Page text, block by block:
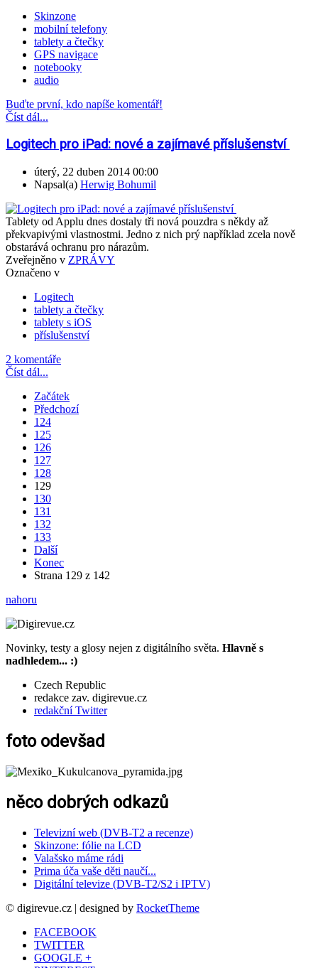
Skinzone
mobilní telefony
tablety a čtečky
GPS navigace
notebooky
audio
Buďte první, kdo napíše komentář!
Číst dál...
Logitech pro iPad: nové a zajímavé příslušenství
úterý, 22 duben 2014 00:00
Napsal(a) Herwig Bohumil
Tablety od Applu dnes dostaly tři nová pouzdra s někdy až
překvapivými vlastnostmi. Jedno z nich prý například zcela nově
obstarává ochranu pro nárazům.
Zveřejněno v ZPRÁVY
Označeno v
Logitech
tablety a čtečky
tablety s iOS
příslušenství
2 komentáře
Číst dál...
Začátek
Předchozí
124
125
126
127
128
129
130
131
132
133
Další
Konec
Strana 129 z 142
nahoru
Novinky, testy a glosy nejen z digitálního světa. Hlavně s
nadhledem... :)
Czech Republic
redakce zav. digirevue.cz
redakční Twitter
foto odevšad
něco dobrých odkazů
Televizní web (DVB-T2 a recenze)
Skinzone: fólie na LCD
Valašsko máme rádi
Prima úča vaše děti naučí...
Digitální televize (DVB-T2/S2 i IPTV)
© digirevue.cz | designed by RocketTheme
FACEBOOK
TWITTER
GOOGLE +